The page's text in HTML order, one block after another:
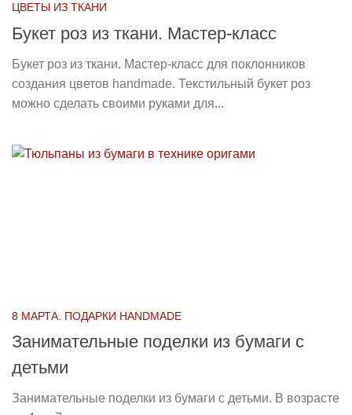
ЦВЕТЫ ИЗ ТКАНИ
Букет роз из ткани. Мастер-класс
Букет роз из ткани. Мастер-класс для поклонников
создания цветов handmade. Текстильный букет роз
можно сделать своими руками для...
8 МАРТА. ПОДАРКИ HANDMADE
Занимательные поделки из бумаги с
детьми
Занимательные поделки из бумаги с детьми. В возрасте